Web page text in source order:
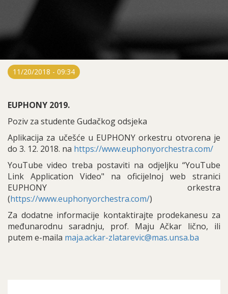
11/20/2018 - 09:34
EUPHONY 2019.
Poziv za studente Gudačkog odsjeka
Aplikacija za učešće u EUPHONY orkestru otvorena je
do 3. 12. 2018. na https://www.euphonyorchestra.com/
YouTube video treba postaviti na odjeljku “YouTube
Link Application Video" na oficijelnoj web stranici
EUPHONY orkestra
(https://www.euphonyorchestra.com/)
Za dodatne informacije kontaktirajte prodekanesu za
međunarodnu saradnju, prof. Maju Ačkar lično, ili
putem e-maila maja.ackar-zlatarevic@mas.unsa.ba